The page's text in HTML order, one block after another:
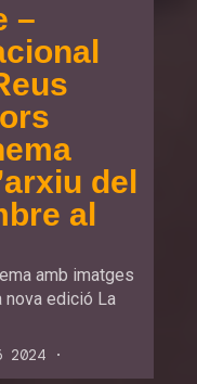
–
del
al
amb imatges
nova edició La
2024 ·